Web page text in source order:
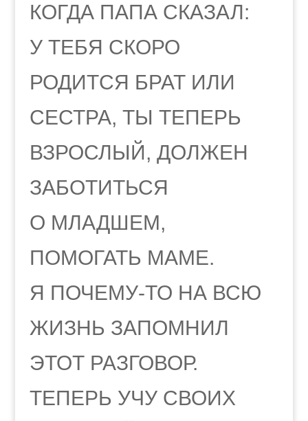
КОГДА ПАПА СКАЗАЛ:
У ТЕБЯ СКОРО
РОДИТСЯ БРАТ ИЛИ
СЕСТРА, ТЫ ТЕПЕРЬ
ВЗРОСЛЫЙ, ДОЛЖЕН
ЗАБОТИТЬСЯ
О МЛАДШЕМ,
ПОМОГАТЬ МАМЕ.
Я ПОЧЕМУ-ТО НА ВСЮ
ЖИЗНЬ ЗАПОМНИЛ
ЭТОТ РАЗГОВОР.
ТЕПЕРЬ УЧУ СВОИХ